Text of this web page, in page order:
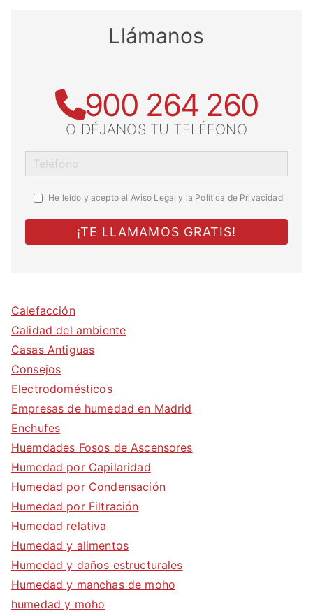
Llámanos
900 264 260
O DÉJANOS TU TELÉFONO
He leído y acepto el Aviso Legal y la Política de Privacidad
Calefacción
Calidad del ambiente
Casas Antiguas
Consejos
Electrodomésticos
Empresas de humedad en Madrid
Enchufes
Huemdades Fosos de Ascensores
Humedad por Capilaridad
Humedad por Condensación
Humedad por Filtración
Humedad relativa
Humedad y alimentos
Humedad y daños estructurales
Humedad y manchas de moho
humedad y moho